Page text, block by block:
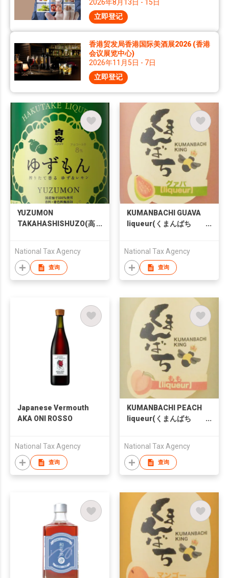
2026年8月13日 - 15日
立即登记
香港贸发局香港国际美酒展2026 (香港
会议展览中心)
2026年11月5日 - 7日
立即登记
YUZUMON
TAKAHASHISHUZO(高
National Tax Agency
查询
KUMANBACHI GUAVA
liqueur(くまんばち
National Tax Agency
查询
Japanese Vermouth
AKA ONI ROSSO
National Tax Agency
查询
KUMANBACHI PEACH
liqueur(くまんばち
National Tax Agency
查询